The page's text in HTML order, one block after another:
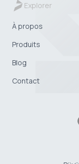
Explorer
À propos
Produits
Blog
Contact